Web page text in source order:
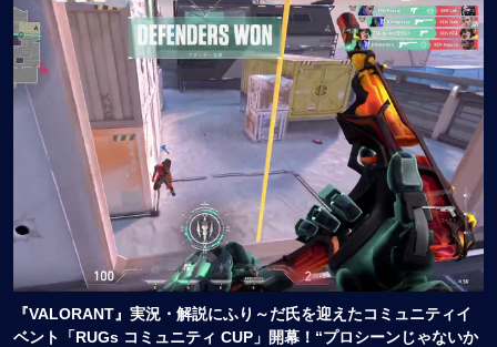
『VALORANT』実況・解説にふり～だ氏を迎えたコミュニティイ
ベント「RUGs コミュニティ CUP」開幕！“プロシーンじゃないか